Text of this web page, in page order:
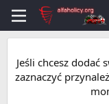
Jeśli chcesz dodać
zaznaczyć